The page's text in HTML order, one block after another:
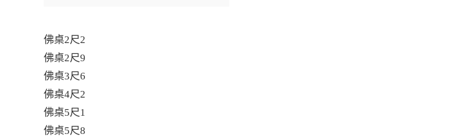
佛桌2尺2
佛桌2尺9
佛桌3尺6
佛桌4尺2
佛桌5尺1
佛桌5尺8